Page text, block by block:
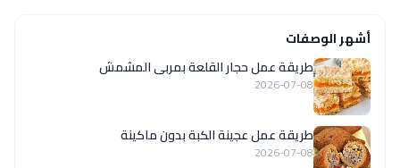
أشهر الوصفات
طريقة عمل حجار القلعة بمربى المشمش
2026-07-08
طريقة عمل عجينة الكبة بدون ماكينة
2026-07-08